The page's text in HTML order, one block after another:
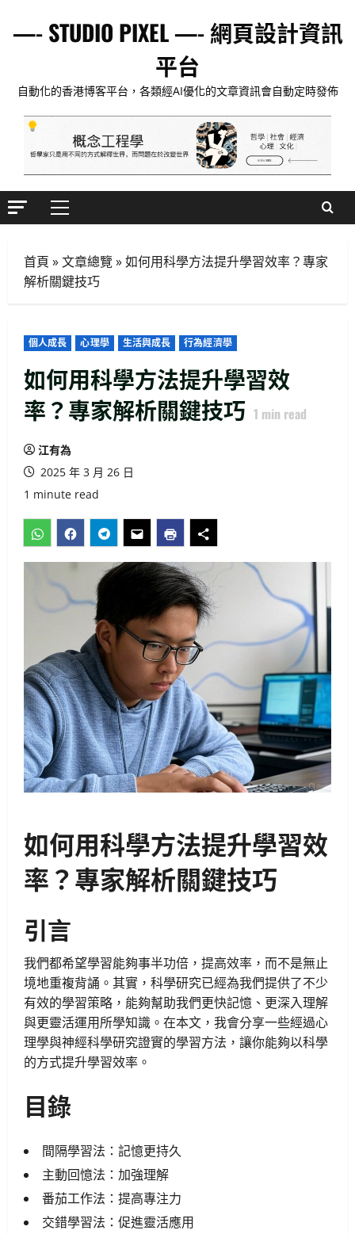
—- STUDIO PIXEL —- 網頁設計資訊
平台
自動化的香港博客平台，各類經AI優化的文章資訊會自動定時發佈
Primary
首頁 »文章總覽»如何用科學方法提升學習效率？專家
解析關鍵技巧
個人成長 心理學 生活與成長 行為經濟學
如何用科學方法提升學習效
率？專家解析關鍵技巧 1 min read
江有為
2025 年 3 月 26 日
1 minute read
如何用科學方法提升學習效
率？專家解析關鍵技巧
引言
我們都希望學習能夠事半功倍，提高效率，而不是無止
境地重複背誦。其實，科學研究已經為我們提供了不少
有效的學習策略，能夠幫助我們更快記憶、更深入理解
與更靈活運用所學知識。在本文，我會分享一些經過心
理學與神經科學研究證實的學習方法，讓你能夠以科學
的方式提升學習效率。
目錄
間隔學習法：記憶更持久
主動回憶法：加強理解
番茄工作法：提高專注力
交錯學習法：促進靈活應用